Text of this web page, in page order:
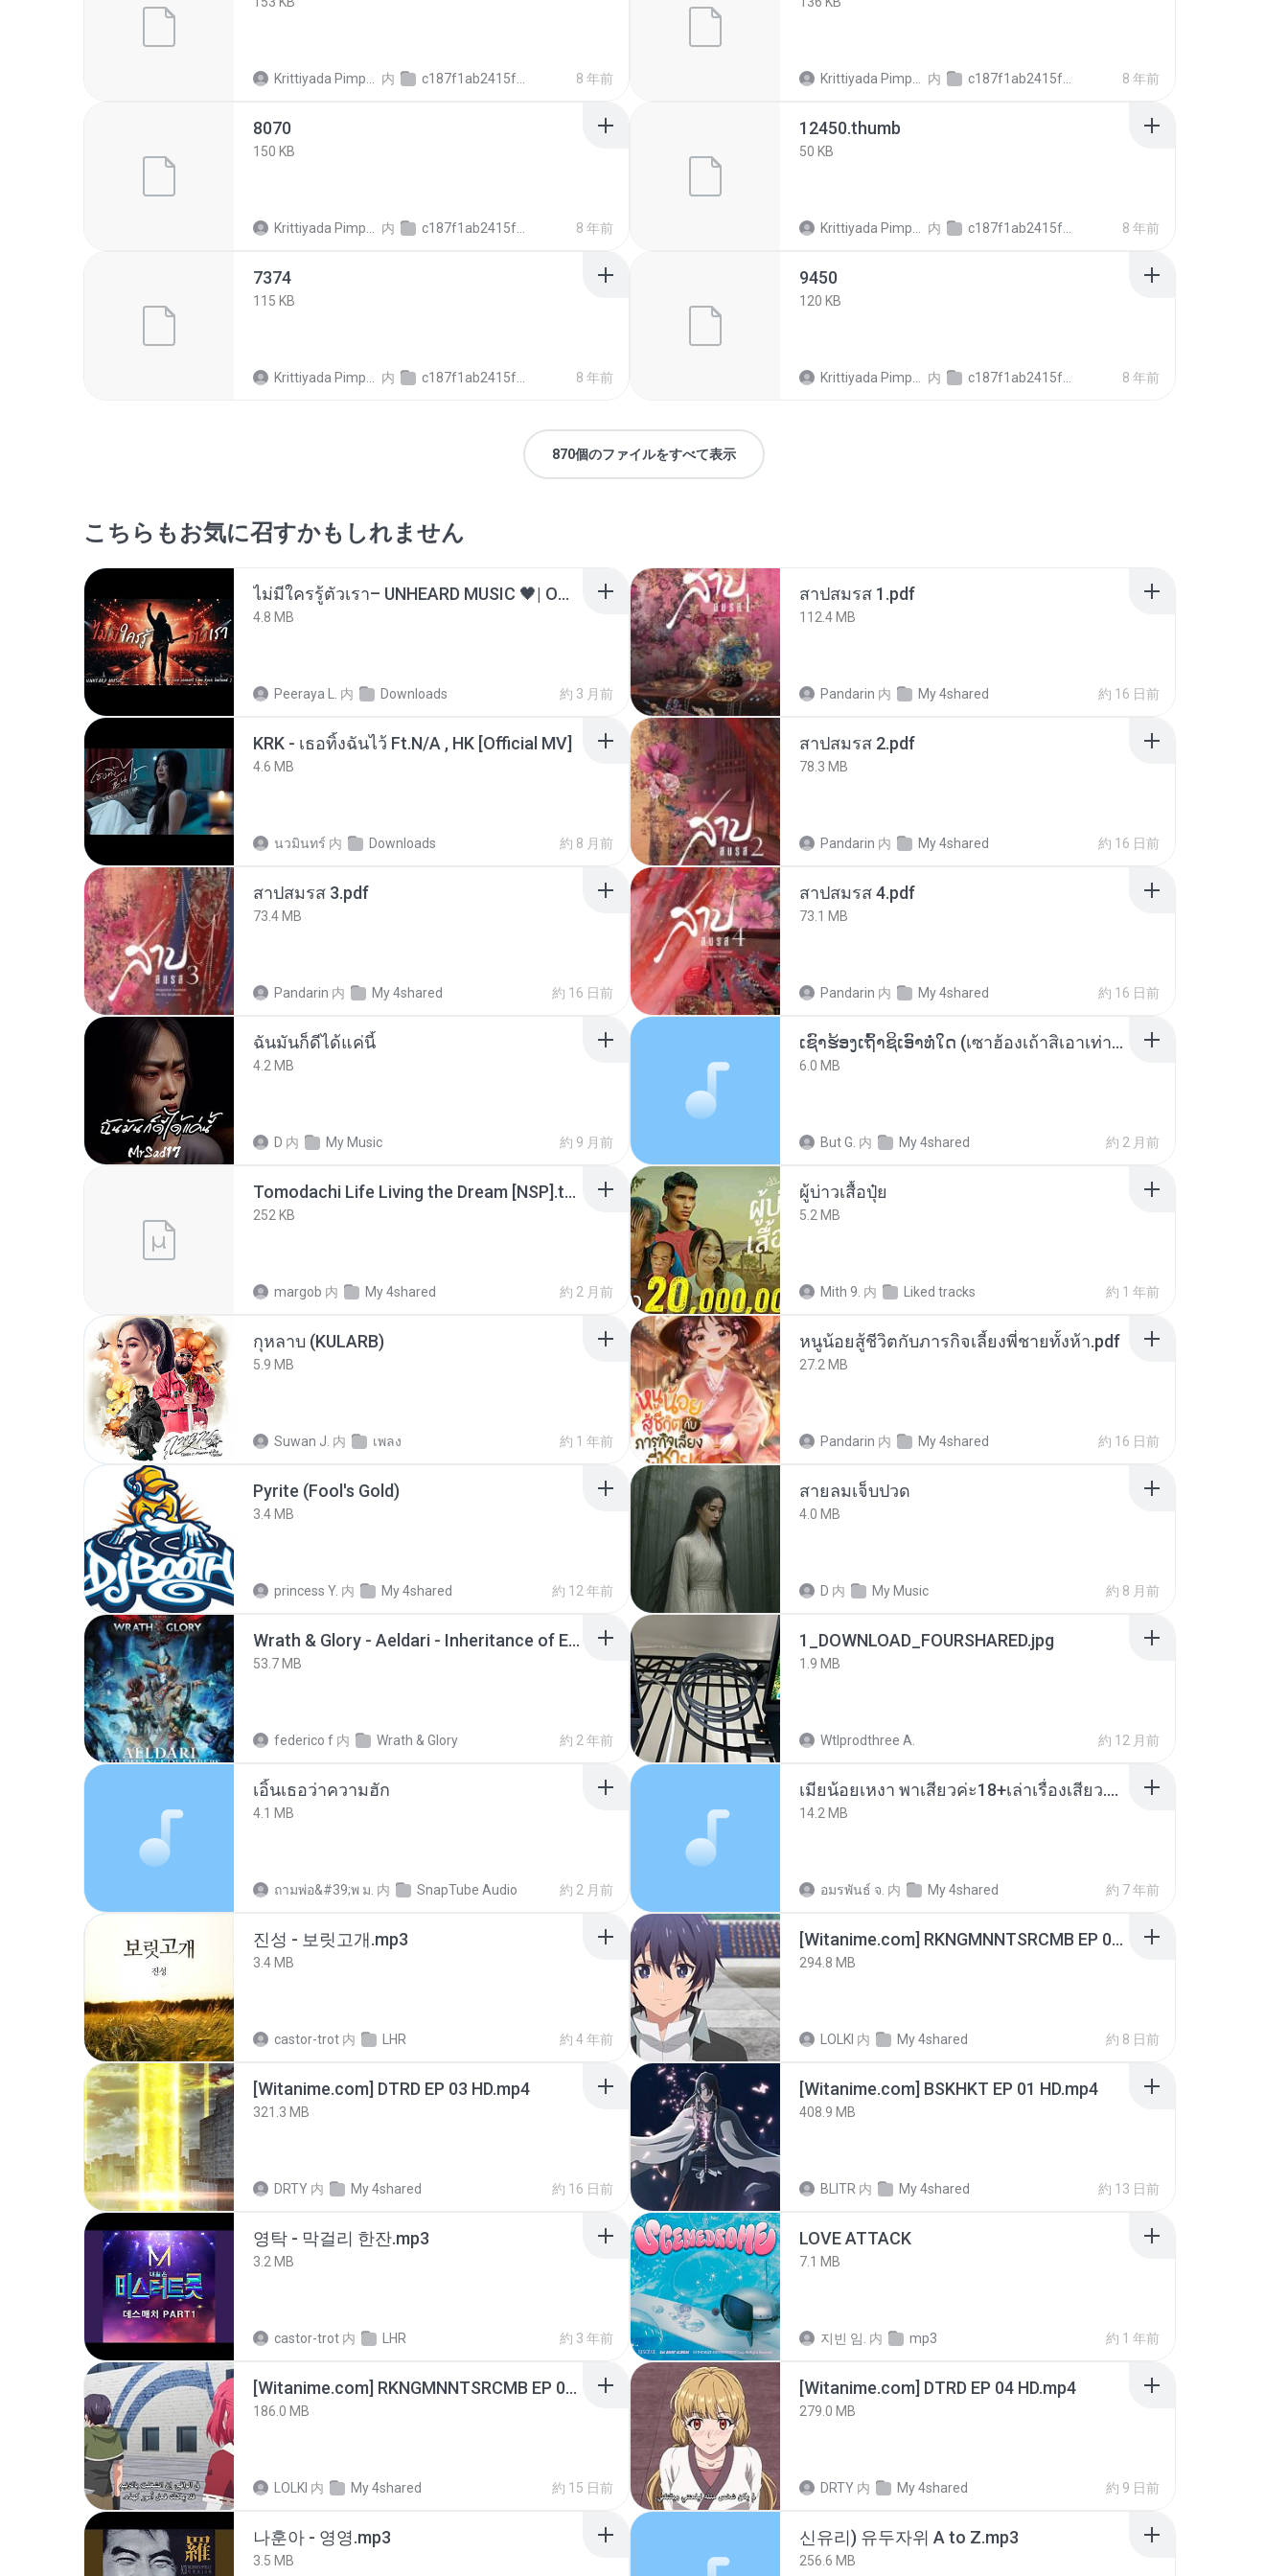
Krittiyada Pimpalai 内 c187f1ab2415f6106ee7b6dafa5f6c2cb 8 年前 Krittiyada Pimpalai 内 c187f1ab2415f6106ee7b6dafa5f6c2cb 8 年前
8070
150 KB
Krittiyada Pimpalai 内 c187f1ab2415f6106ee7b6dafa5f6c2cb 8 年前
12450.thumb
50 KB
Krittiyada Pimpalai 内 c187f1ab2415f6106ee7b6dafa5f6c2cb 8 年前
7374
115 KB
Krittiyada Pimpalai 内 c187f1ab2415f6106ee7b6dafa5f6c2cb 8 年前
9450
120 KB
Krittiyada Pimpalai 内 c187f1ab2415f6106ee7b6dafa5f6c2cb 8 年前
870個のファイルをすべて表示
こちらもお気に召すかもしれません
ไม่มีใครรู้ตัวเรา– UNHEARD MUSIC 🖤| Official Lyric Video | เพลงสู้ชีวิต
4.8 MB
Peeraya L. 内 Downloads 約 3 月前
สาปสมรส 1.pdf
112.4 MB
Pandarin 内 My 4shared 約 16 日前
KRK - เธอทิ้งฉันไว้ Ft.N/A , HK [Official MV]
4.6 MB
นวมินทร์ 内 Downloads 約 8 月前
สาปสมรส 2.pdf
78.3 MB
Pandarin 内 My 4shared 約 16 日前
สาปสมรส 3.pdf
73.4 MB
Pandarin 内 My 4shared 約 16 日前
สาปสมรส 4.pdf
73.1 MB
Pandarin 内 My 4shared 約 16 日前
ฉันมันก็ดีได้แค่นี้
4.2 MB
D 内 My Music 約 9 月前
ເຊົາຮ້ອງເຖົ້າຊິເອົາທໍ່ໃດ (เซาฮ้องเถ้าสิเอาเท่าใด) ບຸນເກີດ ຫນູຫ່ວງ ft. ໂສພາ ຈຸນທະລາ
6.0 MB
But G. 内 My 4shared 約 2 月前
Tomodachi Life Living the Dream [NSP].torrent
252 KB
margob 内 My 4shared 約 2 月前
ผู้บ่าวเสื้อปุ๋ย
5.2 MB
Mith 9. 内 Liked tracks 約 1 年前
กุหลาบ (KULARB)
5.9 MB
Suwan J. 内 เพลง 約 1 年前
หนูน้อยสู้ชีวิตกับภารกิจเลี้ยงพี่ชายทั้งห้า.pdf
27.2 MB
Pandarin 内 My 4shared 約 16 日前
Pyrite (Fool's Gold)
3.4 MB
princess Y. 内 My 4shared 約 12 年前
สายลมเจ็บปวด
4.0 MB
D 内 My Music 約 8 月前
Wrath & Glory - Aeldari - Inheritance of Embers.pdf
53.7 MB
federico f 内 Wrath & Glory 約 2 年前
1_DOWNLOAD_FOURSHARED.jpg
1.9 MB
Wtlprodthree A. 約 12 月前
เอิ้นเธอว่าความฮัก
4.1 MB
ถามพ่อ&#39;พ ม. 内 SnapTube Audio 約 2 月前
เมียน้อยเหงา พาเสียวค่ะ18+เล่าเรื่องเสียว.mp3
14.2 MB
อมรพันธ์ จ. 内 My 4shared 約 7 年前
진성 - 보릿고개.mp3
3.4 MB
castor-trot 内 LHR 約 4 年前
[Witanime.com] RKNGMNNTSRCMB EP 06 HD.mp4
294.8 MB
LOLKI 内 My 4shared 約 8 日前
[Witanime.com] DTRD EP 03 HD.mp4
321.3 MB
DRTY 内 My 4shared 約 16 日前
[Witanime.com] BSKHKT EP 01 HD.mp4
408.9 MB
BLITR 内 My 4shared 約 13 日前
영탁 - 막걸리 한잔.mp3
3.2 MB
castor-trot 内 LHR 約 3 年前
LOVE ATTACK
7.1 MB
지빈 임. 内 mp3 約 1 年前
[Witanime.com] RKNGMNNTSRCMB EP 05 HD.mp4
186.0 MB
LOLKI 内 My 4shared 約 15 日前
[Witanime.com] DTRD EP 04 HD.mp4
279.0 MB
DRTY 内 My 4shared 約 9 日前
나훈아 - 영영.mp3
3.5 MB
신유리) 유두자위 A to Z.mp3
256.6 MB